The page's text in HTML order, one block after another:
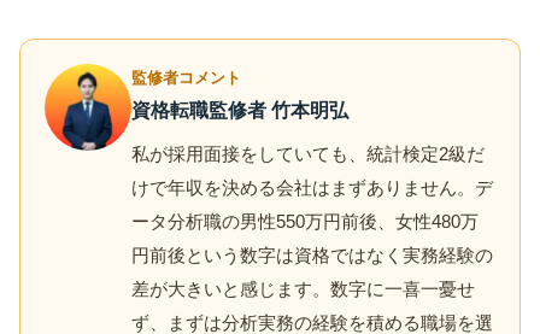
監修者コメント
資格転職監修者 竹本明弘
私が採用面接をしていても、統計検定2級だ
けで年収を決める会社はまずありません。デ
ータ分析職の男性550万円前後、女性480万
円前後という数字は資格ではなく実務経験の
差が大きいと感じます。数字に一喜一憂せ
ず、まずは分析実務の経験を積める職場を選